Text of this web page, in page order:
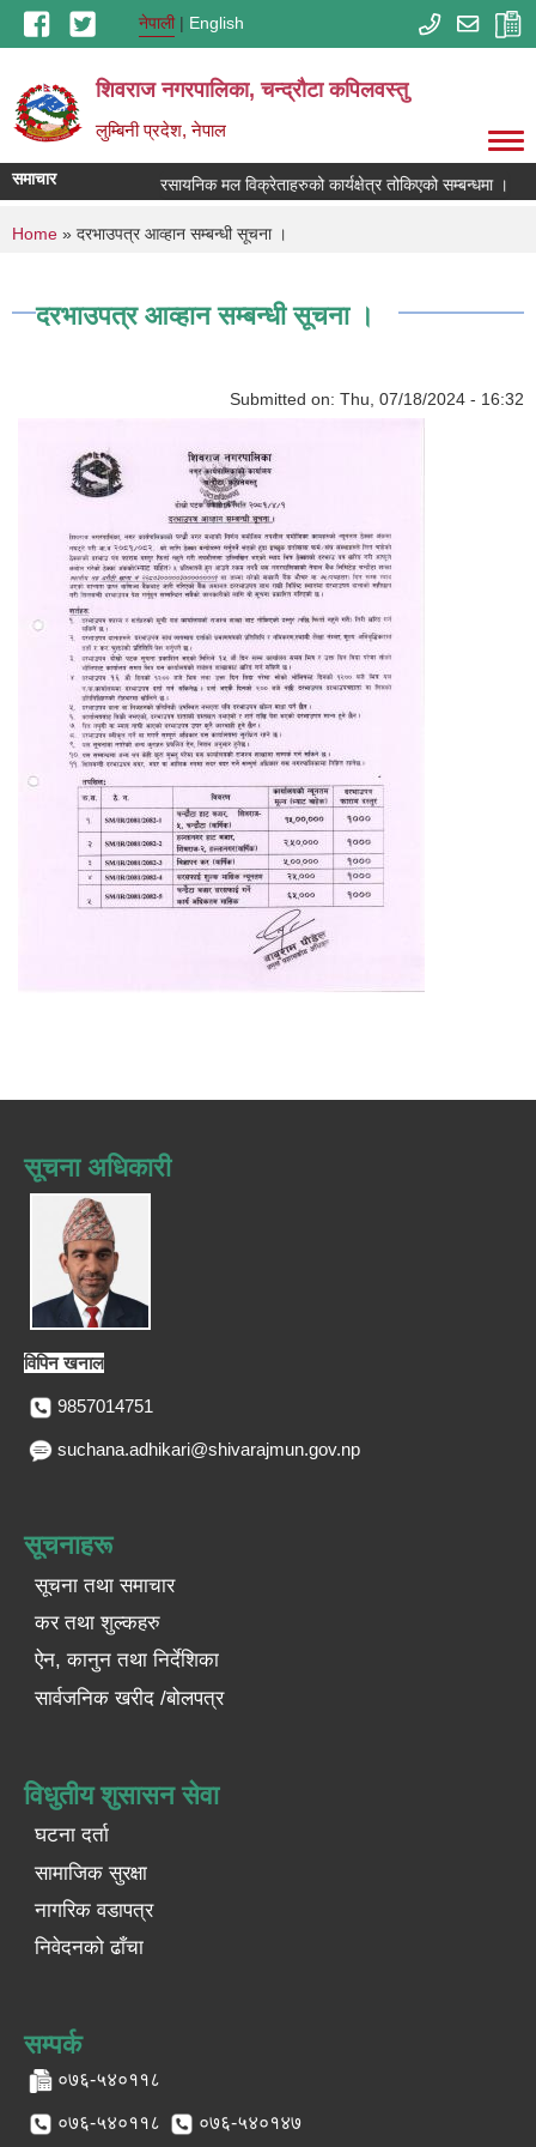
Skip to main contentनेपाली English
शिवराज नगरपालिका, चन्द्राैटा कपिलवस्तु
लुम्बिनी प्रदेश, नेपाल
समाचार रसायनिक मल विक्रेताहरुको कार्यक्षेत्र तोकिएको सम्बन्धमा ।
You are here
Home » दरभाउपत्र आव्हान सम्बन्धी सूचना ।
दरभाउपत्र आव्हान सम्बन्धी सूचना ।
Submitted on: Thu, 07/18/2024 - 16:32
सूचना अधिकारी
विपिन खनाल
9857014751
suchana.adhikari@shivarajmun.gov.np
सूचनाहरू
सूचना तथा समाचार
कर तथा शुल्कहरु
ऐन, कानुन तथा निर्देशिका
सार्वजनिक खरीद /बोलपत्र
विधुतीय शुसासन सेवा
घटना दर्ता
सामाजिक सुरक्षा
नागरिक वडापत्र
निवेदनको ढाँचा
सम्पर्क
०७६-५४०११८
०७६-५४०११८ ०७६-५४०१४७